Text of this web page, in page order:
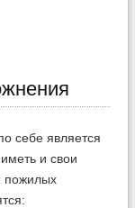
себе является
и свои
пожилых